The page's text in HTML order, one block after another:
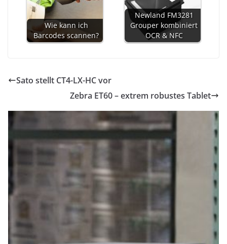
Wie kann ich
Barcodes scannen?
Newland FM3281
Grouper kombiniert
OCR & NFC
Sato stellt CT4-LX-HC vor
Zebra ET60 – extrem robustes Tablet